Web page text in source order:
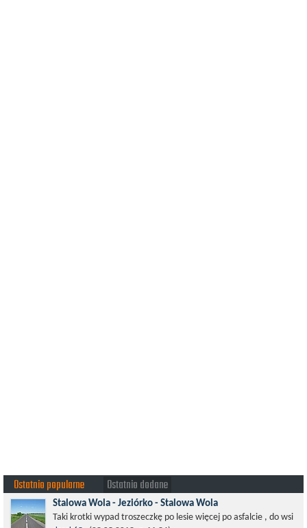
Ostatnio popularne Ostatnio dodane
Stalowa Wola - Jeziórko - Stalowa Wola
Taki krotki wypad troszeczkę po lesie więcej po asfalcie , do wsi